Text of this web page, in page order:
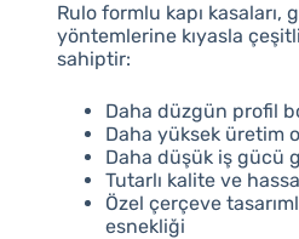
Rulo formlu kapı kasaları,
yöntemlerine kıyasla
sahiptir:
Daha düzgün profil
Daha yüksek üretim
Daha düşük iş gücü
Tutarlı kalite ve
Özel çerçeve
esnekliği